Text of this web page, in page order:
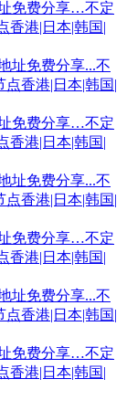
址免费分享…不定
香港|日本|韩国|
址免费分享…不定
香港|日本|韩国|
址免费分享…不定
香港|日本|韩国|
址免费分享…不定
香港|日本|韩国|